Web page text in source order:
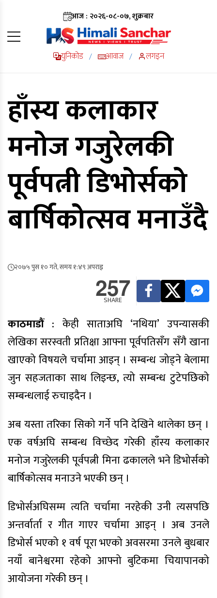
आज : २०२६-०८-०७, शुक्रबार
युनिकोड / आवाज / लगइन
हाँस्य कलाकार
मनोज गजुरेलकी
पूर्वपत्नी डिभोर्सको
बार्षिकोत्सव मनाउँदै
२०७५ पुस १० गते, समय १:४९ अपराह्न
257
SHARE
काठमाडौं: केही साताअघि ‘नथिया’ उपन्यासकी
लेखिका सरस्वती प्रतिक्षा आफ्ना पूर्वपतिसँग सँगै खाना
खाएको विषयले चर्चामा आइन् । सम्बन्ध जोड्ने बेलामा
जुन सहजताका साथ लिइन्छ, त्यो सम्बन्ध टुटेपछिको
सम्बन्धलाई रुचाइदैन ।
अब यस्ता तरिका सिको गर्ने पनि देखिने थालेका छन् ।
एक वर्षअघि सम्बन्ध विच्छेद गरेकी हाँस्य कलाकार
मनोज गजुरेलकी पूर्वपत्नी मिना ढकालले भने डिभोर्सको
बार्षिकोत्सव मनाउने भएकी छन् ।
डिभोर्सअघिसम्म त्यति चर्चामा नरहेकी उनी त्यसपछि
अन्तर्वार्ता र गीत गाएर चर्चामा आइन् । अब उनले
डिभोर्स भएको १ वर्ष पूरा भएको अवसरमा उनले बुधबार
नयाँ बानेश्वरमा रहेको आफ्नो बुटिकमा चियापानको
आयोजना गरेकी छन् ।